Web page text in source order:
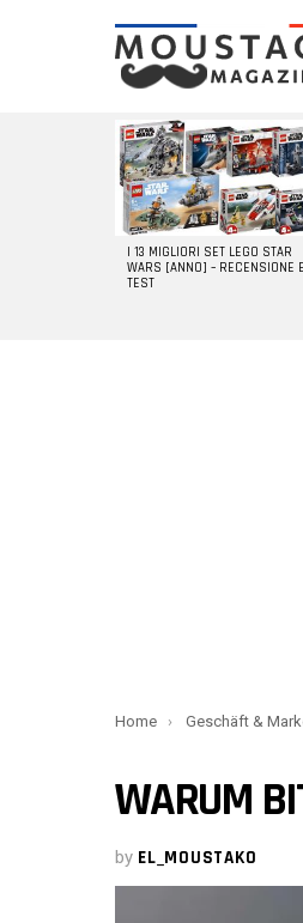
LATEST
STORIES
I 13 MIGLIORI SET LEGO STAR
WARS [ANNO] – RECENSIONE E
TEST
You are here:
Home Geschäft &
WARUM
by EL_MOUSTAKO